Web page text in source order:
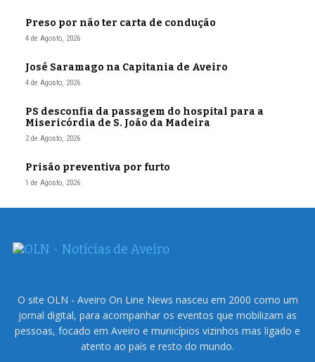
Preso por não ter carta de condução
4 de Agosto, 2026
José Saramago na Capitania de Aveiro
4 de Agosto, 2026
PS desconfia da passagem do hospital para a
Misericórdia de S. João da Madeira
2 de Agosto, 2026
Prisão preventiva por furto
1 de Agosto, 2026
O site OLN - Aveiro On Line News nasceu em 2000 como um
jornal digital, para acompanhar os eventos que mobilizam as
pessoas, focado em Aveiro e municípios vizinhos mas ligado e
atento ao país e resto do mundo.